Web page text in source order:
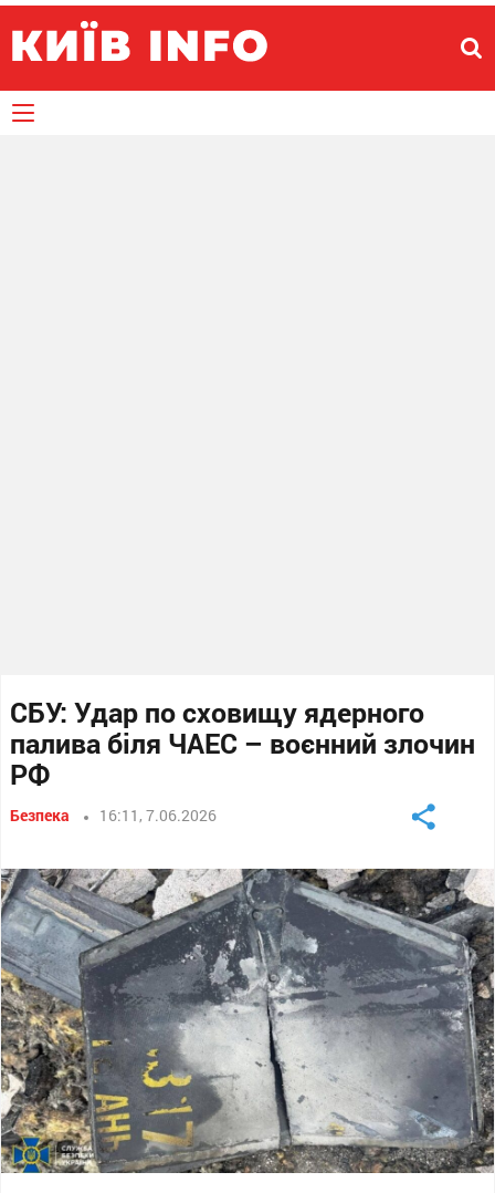
СБУ: Удар по сховищу ядерного
палива біля ЧАЕС – воєнний злочин
РФ
Безпека 16:11, 7.06.2026